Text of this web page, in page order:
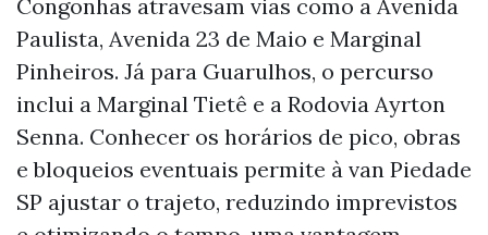
Congonhas atravesam vias como a Avenida
Paulista, Avenida 23 de Maio e Marginal
Pinheiros. Já para Guarulhos, o percurso
inclui a Marginal Tietê e a Rodovia Ayrton
Senna. Conhecer os horários de pico, obras
e bloqueios eventuais permite à van Piedade
SP ajustar o trajeto, reduzindo imprevistos